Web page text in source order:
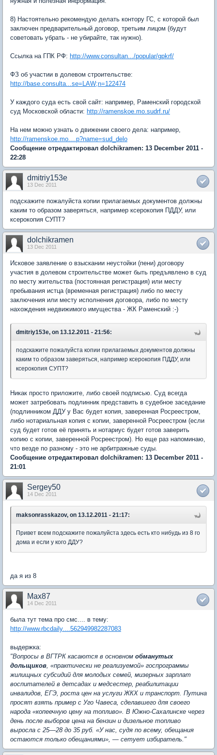
8) Настоятельно рекомендую делать контору ГС, с которой был
заключен предварительный договор, третьим лицом (будут
советовать убрать - не убирайте, так нужно).
Ссылка на ГПК РФ: http://www.consultan.../popular/gpkrf/
ФЗ об участии в долевом строительстве:
http://base.consulta...se=LAW;n=122474
У каждого суда есть свой сайт: например, Раменский городской
суд Московской области: http://ramenskoe.mo.sudrf.ru/
На нем можно узнать о движении своего дела: например,
http://ramenskoe.mo....p?name=sud_delo
Сообщение отредактировал dolchikramen: 13 December 2011 -
22:28
dmitriy153e
13 Dec 2011
подскажите пожалуйста копии прилагаемых документов должны
каким то образом заверяться, например ксерокопия ПДДУ, или
ксерокопия СУПТ?
dolchikramen
13 Dec 2011
Исковое заявление о взыскании неустойки (пени) договору
участия в долевом строительстве может быть предъявлено в суд
по месту жительства (постоянная регистрация) или месту
пребывания истца (временная регистрация) либо по месту
заключения или месту исполнения договора, либо по месту
нахождения недвижимого имущества - ЖК Раменский :-)
dmitriy153e, on 13.12.2011 - 21:56:
подскажите пожалуйста копии прилагаемых документов должны
каким то образом заверяться, например ксерокопия ПДДУ, или
ксерокопия СУПТ?
Никак просто приложите, либо своей подписью. Суд всегда
может затребовать подлинник представить в судебное заседание
(подлинником ДДУ у Вас будет копия, заверенная Росреестром,
либо нотариальная копия с копии, заверенной Росреестром (если
суд будет готов её принять и нотариус будет готов заверить
копию с копии, заверенной Росреестром). Но еще раз напоминаю,
что везде по разному - это не арбитражные суды.
Сообщение отредактировал dolchikramen: 13 December 2011 -
21:01
Sergey50
14 Dec 2011
maksonrasskazov, on 13.12.2011 - 21:17:
Привет всем подскажите пожалуйста здесь есть кто нибудь из 8 го
дома и если у кого ДДУ?
да я из 8
Max87
14 Dec 2011
была тут тема про смс.... в тему:
http://www.rbcdaily....562949982287083
выдержка:
"Вопросы в ВГТРК касаются в основном обманутых
дольщиков, «практически не реализуемой» гос­программы
жилищных субсидий для молодых семей, мизерных зарплат
воспитателей в детсадах и медсестер, реабилитации
инвалидов, ЕГЭ, роста цен на услуги ЖКХ и транспорт. Путина
просят взять пример с Уго Чавеса, сделавшего для своего
народа «копеечную цену на топливо». В Южно-Сахалинске через
день после выборов цена на бензин и дизельное топливо
выросла с 25—28 до 35 руб. «У нас, судя по всему, обещания
остаются только обещаниями», — сетует избиратель."